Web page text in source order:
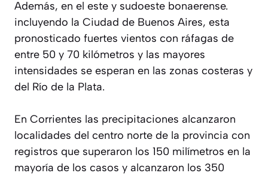
Además, en el este y sudoeste bonaerense.
incluyendo la Ciudad de Buenos Aires, esta
pronosticado fuertes vientos con ráfagas de
entre 50 y 70 kilómetros y las mayores
intensidades se esperan en las zonas costeras y
del Río de la Plata.
En Corrientes las precipitaciones alcanzaron
localidades del centro norte de la provincia con
registros que superaron los 150 milímetros en la
mayoría de los casos y alcanzaron los 350